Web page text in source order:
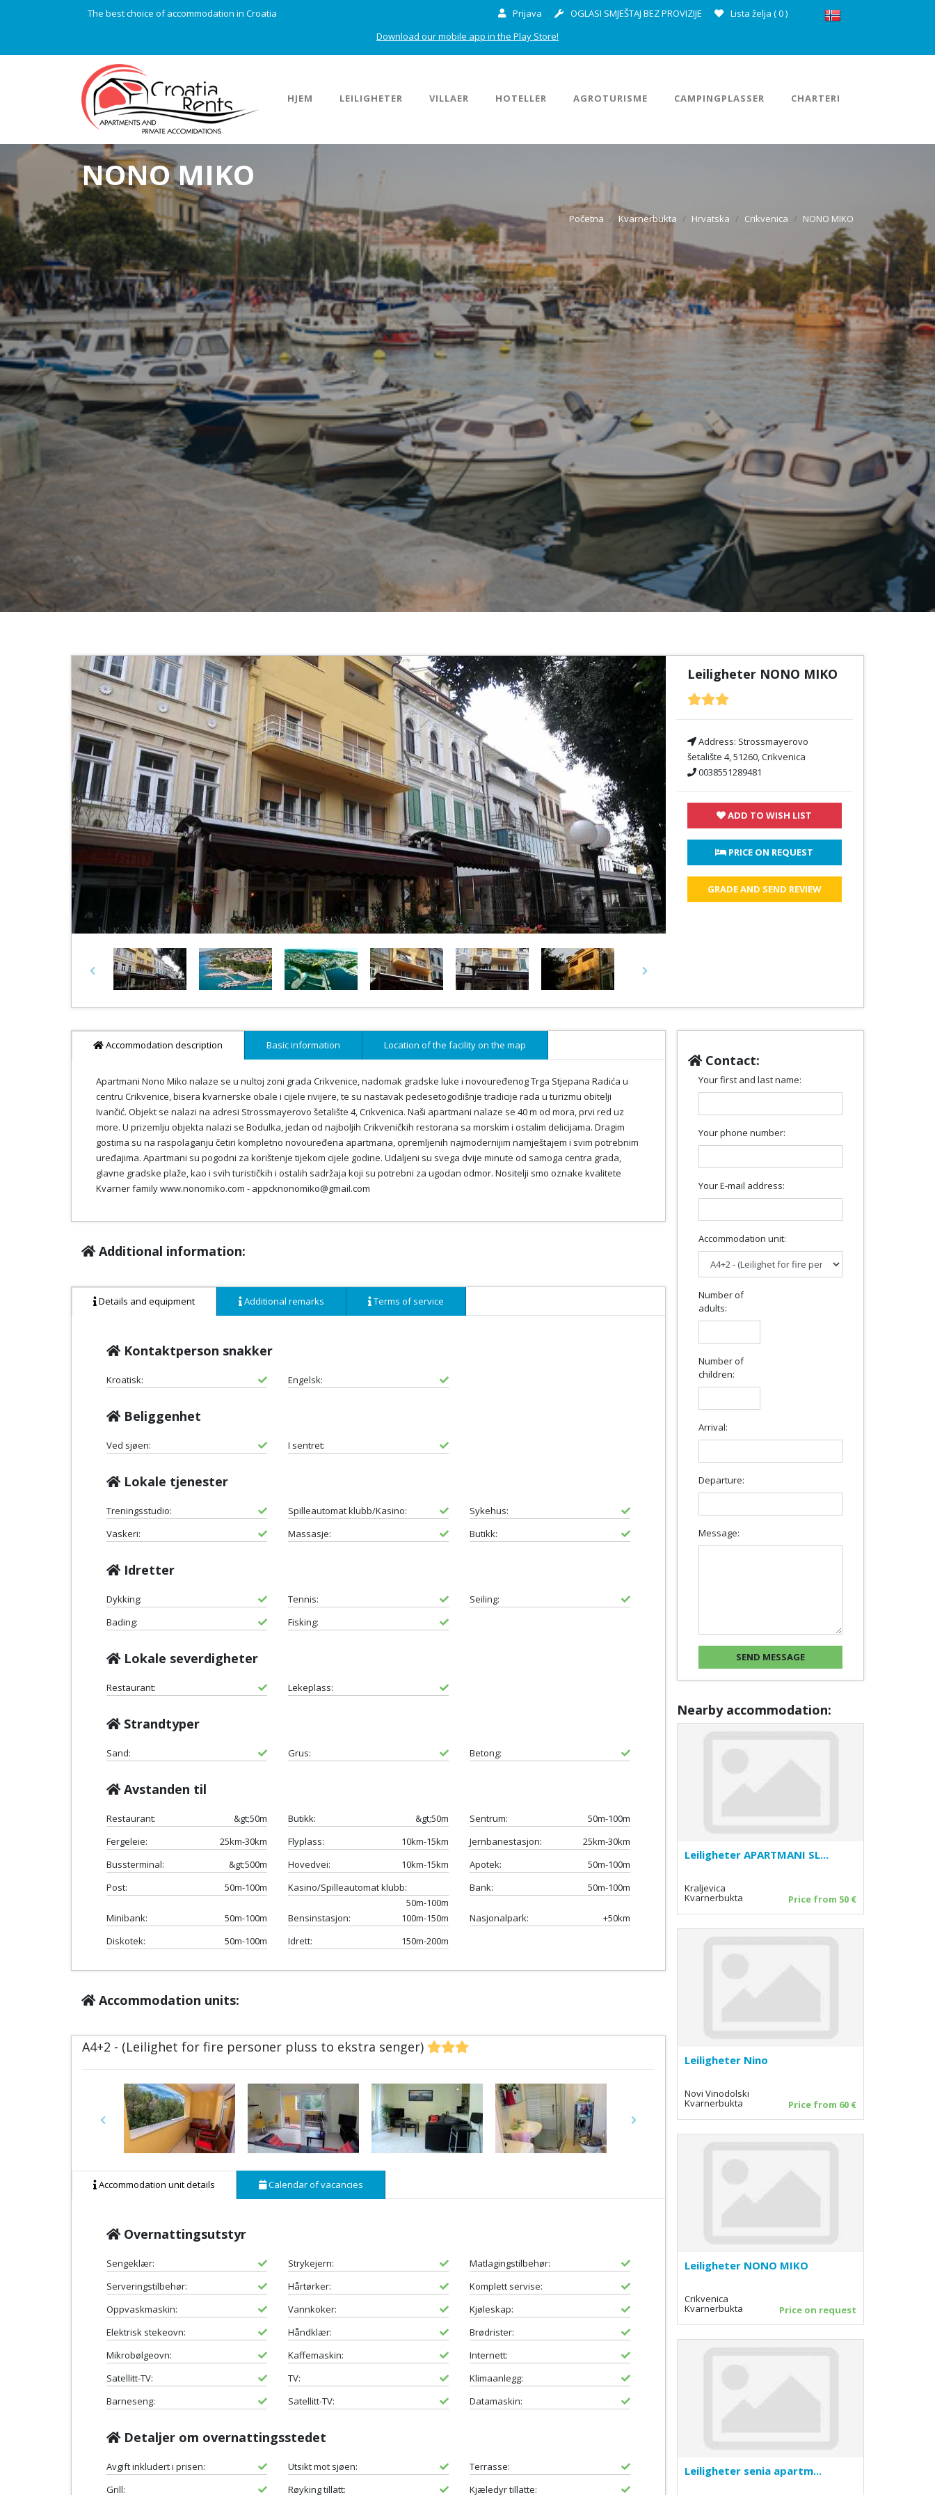
The best choice of accommodation in Croatia Prijava OGLASI SMJEŠTAJ BEZ PROVIZIJE Lista želja (0)
Download our mobile app in the Play Store!
HJEM LEILIGHETER VILLAER HOTELLER AGROTURISME CAMPINGPLASSER CHARTERI
NONO MIKO
Početna Kvarnerbukta Hrvatska Crikvenica NONO MIKO
Previous Next
Leiligheter NONO MIKO
Address: Strossmayerovo
šetalište 4, 51260, Crikvenica
0038551289481
ADD TO WISH LIST
PRICE ON REQUEST
GRADE AND SEND REVIEW
Accommodation description Basic information Location of the facility on the map
Apartmani Nono Miko nalaze se u nultoj zoni grada Crikvenice, nadomak gradske luke i novouređenog Trga Stjepana Radića u
centru Crikvenice, bisera kvarnerske obale i cijele rivijere, te su nastavak pedesetogodišnje tradicije rada u turizmu obitelji
Ivančić. Objekt se nalazi na adresi Strossmayerovo šetalište 4, Crikvenica. Naši apartmani nalaze se 40 m od mora, prvi red uz
more. U prizemlju objekta nalazi se Bodulka, jedan od najboljih Crikveničkih restorana sa morskim i ostalim delicijama. Dragim
gostima su na raspolaganju četiri kompletno novouređena apartmana, opremljenih najmodernijim namještajem i svim potrebnim
uređajima. Apartmani su pogodni za korištenje tijekom cijele godine. Udaljeni su svega dvije minute od samoga centra grada,
glavne gradske plaže, kao i svih turističkih i ostalih sadržaja koji su potrebni za ugodan odmor. Nositelji smo oznake kvalitete
Kvarner family www.nonomiko.com - appcknonomiko@gmail.com
Additional information:
Details and equipment Additional remarks Terms of service
Kontaktperson snakker
Kroatisk: Engelsk:
Beliggenhet
Ved sjøen: I sentret:
Lokale tjenester
Treningsstudio: Spilleautomat klubb/Kasino:
Sykehus:
Vaskeri:
Massasje: Butikk:
Idretter
Dykking: Tennis:
Seiling:
Bading:
Fisking:
Lokale severdigheter
Restaurant: Lekeplass:
Strandtyper
Sand: Grus: Betong:
Avstanden til
Restaurant: &gt;50m Butikk: &gt;50m Sentrum:
50m-100m
Fergeleie:
25km-30km Flyplass: 10km-15km Jernbanestasjon:
25km-30km
Bussterminal:
&gt;500m Hovedvei: 10km-15km Apotek:
50m-100m
Post:
50m-100m
Kasino/Spilleautomat klubb:
50m-100m
Bank: 50m-100m
Minibank: 50m-100m Bensinstasjon: 100m-150m Nasjonalpark:
+50km
Diskotek:
50m-100m Idrett: 150m-200m
Accommodation units:
A4+2 - (Leilighet for fire personer pluss to ekstra senger)
Previous Next
Accommodation unit details Calendar of vacancies
Overnattingsutstyr
Sengeklær: Strykejern:
Matlagingstilbehør:
Serveringstilbehør:
Hårtørker:
Komplett servise:
Oppvaskmaskin:
Vannkoker:
Kjøleskap:
Elektrisk stekeovn:
Håndklær:
Brødrister:
Mikrobølgeovn:
Kaffemaskin:
Internett:
Satellitt-TV:
TV:
Klimaanlegg:
Barneseng:
Satellitt-TV: Datamaskin:
Detaljer om overnattingsstedet
Avgift inkludert i prisen: Utsikt mot sjøen:
Terrasse:
Grill:
Røyking tillatt: Kjæledyr tillatte:
Contact:
Your first and last name:
Your phone number:
Your E-mail address:
Accommodation unit:
Number of
adults:
Number of
children:
Arrival:
Departure:
Message:
Nearby accommodation:
Leiligheter APARTMANI SL...
Kraljevica
Kvarnerbukta Price from 50 €
Leiligheter Nino
Novi Vinodolski
Kvarnerbukta Price from 60 €
Leiligheter NONO MIKO
Crikvenica
Kvarnerbukta Price on request
Leiligheter senia apartm...